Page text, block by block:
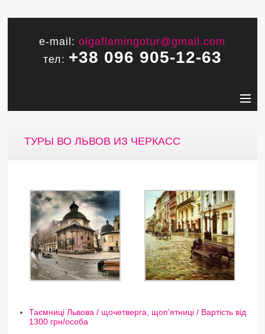
e-mail:olgaflamingotur@gmail.com
тел: +38 096 905-12-63
ТУРЫ ВО ЛЬВОВ ИЗ ЧЕРКАСС
Таємниці Львова / щочетверга, щоп’ятниці / Вартість від
1300 грн/особа